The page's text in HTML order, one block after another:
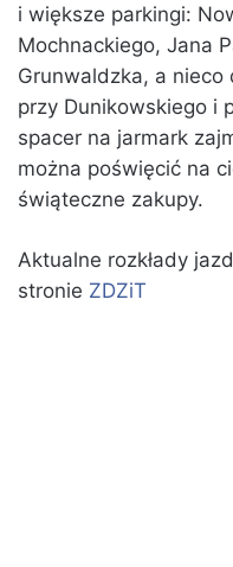
i większe parkingi:
Mochnackiego, Jana
Grunwaldzka, a
przy Dunikowskiego i
spacer na jarmark
można poświęcić na
świąteczne zakupy.
Aktualne rozkłady
stronie ZDZiT